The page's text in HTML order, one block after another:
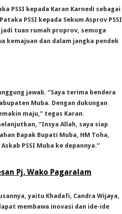
PSSI kepada Karan Karnedi sebagai
PSSI kepada Sekum Asprov PSSI
tuan rumah proprov, semoga
kemajuan dan dalam jangka pendek
jawab. “Saya terima bendera
Muba. Dengan dukungan
maju,” tegas Karan.
“Insya Allah, saya siap
Bapak Bupati Muba, HM Toha,
PSSI Muba ke depannya.”
Pj. Wako Pagaralam
yaitu Khadafi, Candra Wijaya,
membawa inovasi dan ide-ide